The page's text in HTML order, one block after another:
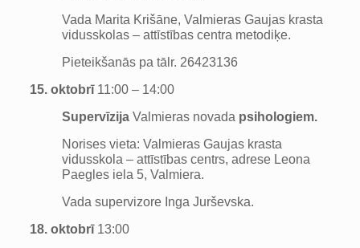
Vada Marita Krišāne, Valmieras Gaujas krasta
vidusskolas – attīstības centra metodiķe.
Pieteikšanās pa tālr. 26423136
15. oktobrī11:00 – 14:00
Supervīzija Valmieras novada psihologiem.
Norises vieta: Valmieras Gaujas krasta
vidusskola – attīstības centrs, adrese Leona
Paegles iela 5, Valmiera.
Vada supervizore Inga Jurševska.
18. oktobrī13:00